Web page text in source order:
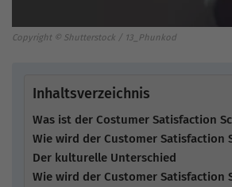
Copyright © Shutterstock / 13_Phunkod
Inhaltsverzeichnis
Was ist der Costumer Satisfaction
Wie wird der Customer Satisfaction
Der kulturelle Unterschied
Wie wird der Customer Satisfaction